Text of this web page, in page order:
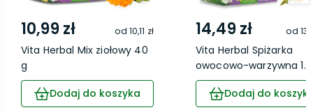
10,99 zł od 10,11 zł
Vita Herbal Mix ziołowy 40
g
Dodaj do koszyka
14,49 zł od
Vita Herbal Spiżarka
owocowo-warzywna 1...
Dodaj do